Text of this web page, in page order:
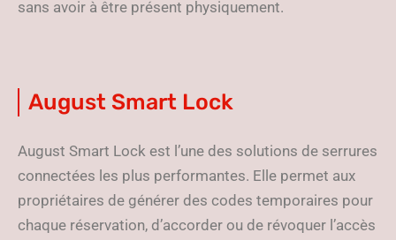
sans avoir à être présent physiquement.
August Smart Lock
August Smart Lock est l’une des solutions de serrures
connectées les plus performantes. Elle permet aux
propriétaires de générer des codes temporaires pour
chaque réservation, d’accorder ou de révoquer l’accès